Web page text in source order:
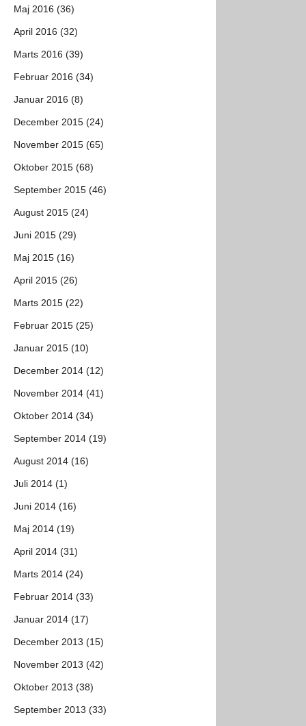
Maj 2016 (36)
April 2016 (32)
Marts 2016 (39)
Februar 2016 (34)
Januar 2016 (8)
December 2015 (24)
November 2015 (65)
Oktober 2015 (68)
September 2015 (46)
August 2015 (24)
Juni 2015 (29)
Maj 2015 (16)
April 2015 (26)
Marts 2015 (22)
Februar 2015 (25)
Januar 2015 (10)
December 2014 (12)
November 2014 (41)
Oktober 2014 (34)
September 2014 (19)
August 2014 (16)
Juli 2014 (1)
Juni 2014 (16)
Maj 2014 (19)
April 2014 (31)
Marts 2014 (24)
Februar 2014 (33)
Januar 2014 (17)
December 2013 (15)
November 2013 (42)
Oktober 2013 (38)
September 2013 (33)